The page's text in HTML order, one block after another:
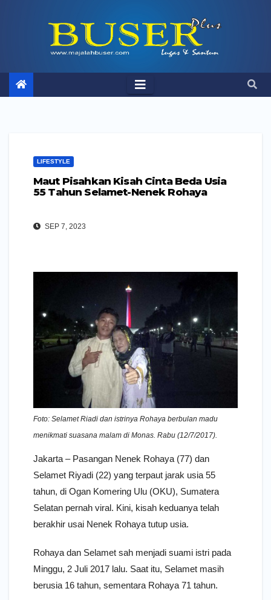
LIFESTYLE
Maut Pisahkan Kisah Cinta Beda Usia
55 Tahun Selamet-Nenek Rohaya
SEP 7, 2023
Foto: Selamet Riadi dan istrinya Rohaya berbulan madu
menikmati suasana malam di Monas. Rabu (12/7/2017).
Jakarta – Pasangan Nenek Rohaya (77) dan
Selamet Riyadi (22) yang terpaut jarak usia 55
tahun, di Ogan Komering Ulu (OKU), Sumatera
Selatan pernah viral. Kini, kisah keduanya telah
berakhir usai Nenek Rohaya tutup usia.
Rohaya dan Selamet sah menjadi suami istri pada
Minggu, 2 Juli 2017 lalu. Saat itu, Selamet masih
berusia 16 tahun, sementara Rohaya 71 tahun.